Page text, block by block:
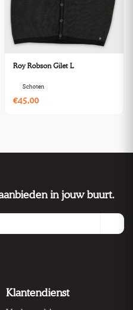
Roy Robson Gilet L
Schoten
€45,00
in jouw buurt.
Klantendienst